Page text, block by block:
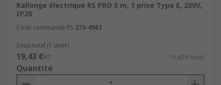
Rallonge électrique RS PRO 3 m, 1 prise Type E, 230V,
IP20
Code commande RS 273-4983
Sous-total (1 unité)
19,43 €HT 19,43 €/unité
Quantité